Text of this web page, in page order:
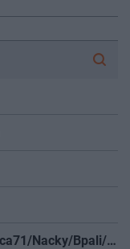
Toka Club/Labanc/Laruska/Vica71/Nacky/Bpali/Oldrider/Josefernando/Mcbull/Kawaszabi